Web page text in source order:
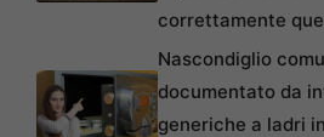
correttamente
Nascondiglio
documentato da
generiche a ladri